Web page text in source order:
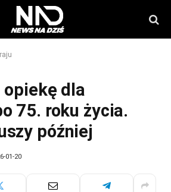
opiekę dla
75. roku życia.
później
01-20